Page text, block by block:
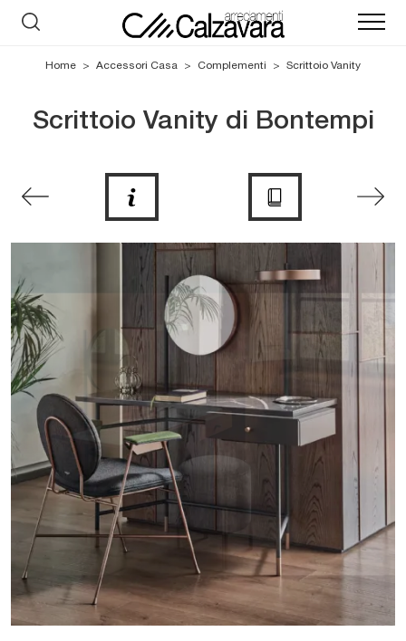
Home > Accessori Casa > Complementi > Scrittoio Vanity
Scrittoio Vanity di Bontempi